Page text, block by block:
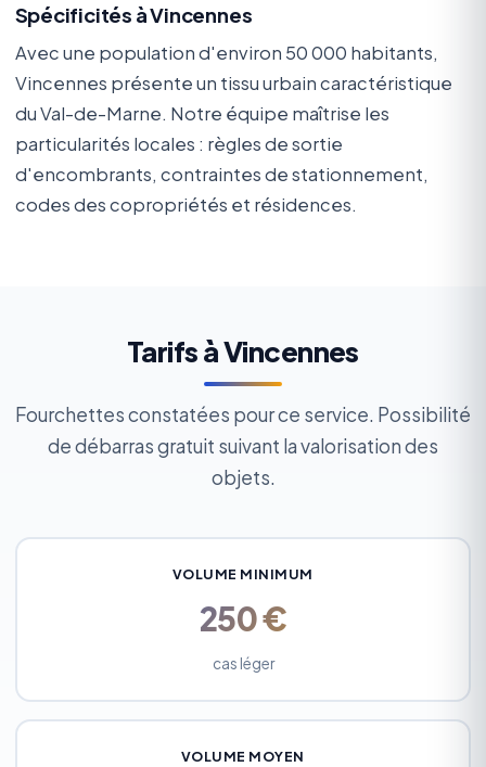
Spécificités à Vincennes
Avec une population d'environ 50 000 habitants,
Vincennes présente un tissu urbain caractéristique
du Val-de-Marne. Notre équipe maîtrise les
particularités locales : règles de sortie
d'encombrants, contraintes de stationnement,
codes des copropriétés et résidences.
Tarifs à Vincennes
Fourchettes constatées pour ce service. Possibilité
de débarras gratuit suivant la valorisation des
objets.
VOLUME MINIMUM
250 €
cas léger
VOLUME MOYEN